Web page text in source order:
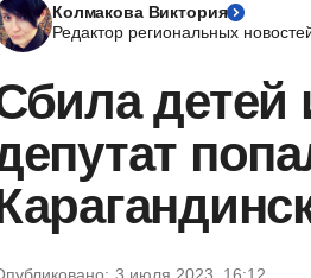
Колмакова Виктория
Редактор региональных
детей
3 июля 2023, 16:12